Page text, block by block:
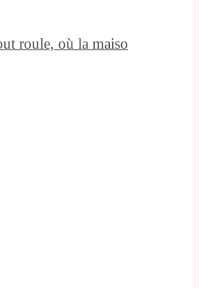
roule, où la maiso